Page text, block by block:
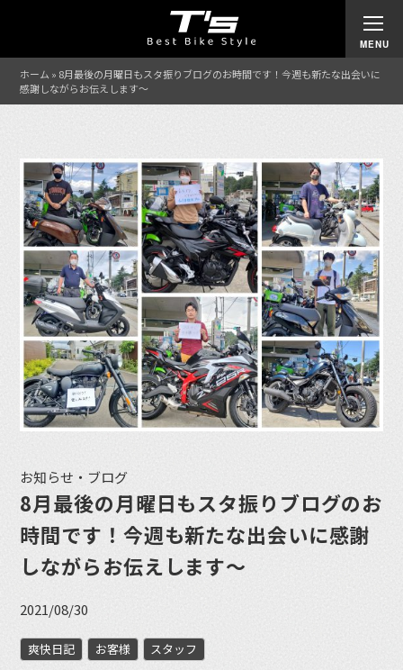
ホーム » 8月最後の月曜日もスタ振りブログのお時間です！今週も新たな出会いに
感謝しながらお伝えします〜
お知らせ・ブログ
8月最後の月曜日もスタ振りブログのお
時間です！今週も新たな出会いに感謝
しながらお伝えします〜
2021/08/30
爽快日記 お客様 スタッフ